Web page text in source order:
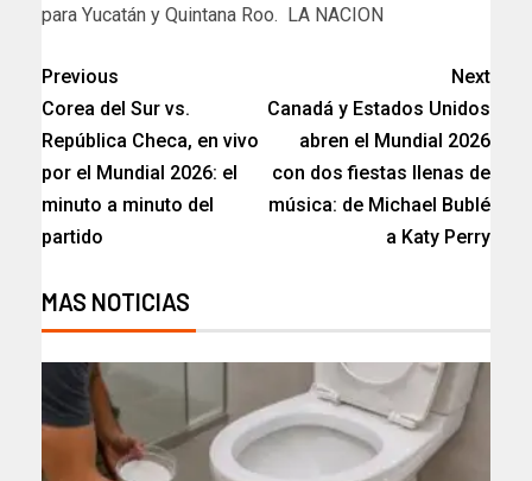
para Yucatán y Quintana Roo. LA NACION
Previous
Corea del Sur vs.
República Checa, en vivo
por el Mundial 2026: el
minuto a minuto del
partido
Next
Canadá y Estados Unidos
abren el Mundial 2026
con dos fiestas llenas de
música: de Michael Bublé
a Katy Perry
MAS NOTICIAS